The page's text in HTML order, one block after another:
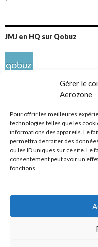
Gérer le
Aerozone
Pour offrir les meilleures
technologies telles que les
informations des appareils. Le
permettra de traiter des
ou les ID uniques sur ce site. Le
consentement peut avoir un
fonctions.
JMJ en HQ sur Qobuz
Réseaux sociaux
© Mars